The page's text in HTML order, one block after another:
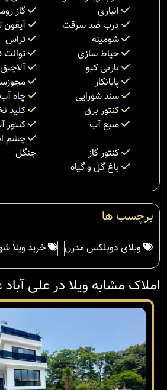
انباری
گاز
درب ضد سرقت
شومینه
تراس
حیاط سازی
توالت
باربی کیو
آلاچیق
پایانکار
سند شورایی
چاه آب
کنتور برق
کلید
منبع آب
کنتور
کنتور گاز
چشم
جنگل
باغ گل و گیاه
برچسب ها
ویلای دوبلکس مدرن خرید ویلا
املاک مشابه ویلا در علی